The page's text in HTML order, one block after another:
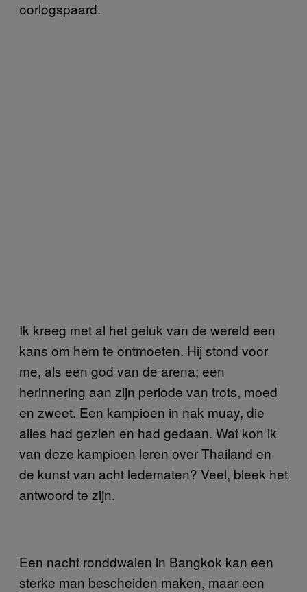
oorlogspaard.
Ik kreeg met al het geluk van de wereld een
kans om hem te ontmoeten. Hij stond voor
me, als een god van de arena; een
herinnering aan zijn periode van trots, moed
en zweet. Een kampioen in nak muay, die
alles had gezien en had gedaan. Wat kon ik
van deze kampioen leren over Thailand en
de kunst van acht ledematen? Veel, bleek het
antwoord te zijn.
Een nacht ronddwalen in Bangkok kan een
sterke man bescheiden maken, maar een